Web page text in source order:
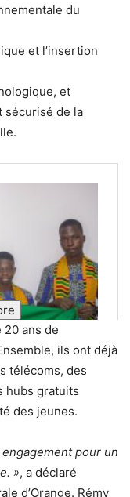
du
et l’insertion
et
sécurisé de la
20 ans de
ils ont déjà
télécoms, des
hubs gratuits
des jeunes.
pour un
», a déclaré
d’Orange. Rémy